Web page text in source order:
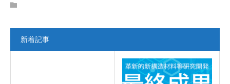
新着記事